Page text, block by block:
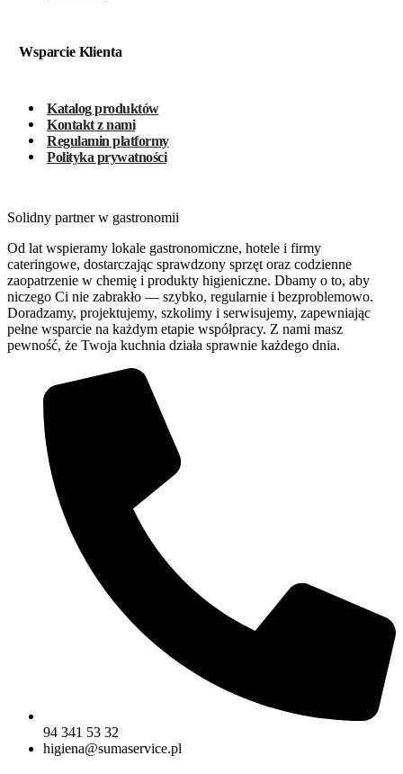
Wsparcie Klienta
Katalog produktów
Kontakt z nami
Regulamin platformy
Polityka prywatności
Solidny partner w gastronomii
Od lat wspieramy lokale gastronomiczne, hotele i firmy
cateringowe, dostarczając sprawdzony sprzęt oraz codzienne
zaopatrzenie w chemię i produkty higieniczne. Dbamy o to, aby
niczego Ci nie zabrakło — szybko, regularnie i bezproblemowo.
Doradzamy, projektujemy, szkolimy i serwisujemy, zapewniając
pełne wsparcie na każdym etapie współpracy. Z nami masz
pewność, że Twoja kuchnia działa sprawnie każdego dnia.
94 341 53 32
higiena@sumaservice.pl